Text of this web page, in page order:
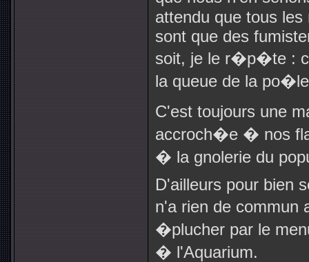
attendu que tous
sont que des
soit, je le r�p�te :
la queue de la
C'est toujours une
accroch�e � nos
� la gnolerie du
D'ailleurs pour bien
n'a rien de
�plucher par le
� l'Aquarium.